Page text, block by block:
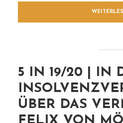
5 IN 19/20 | IN
ÜBER DAS